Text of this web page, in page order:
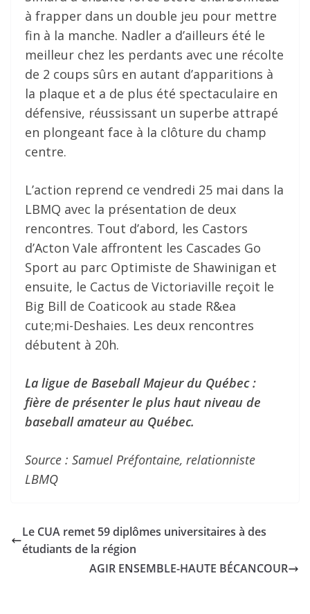
à frapper dans un double jeu pour mettre
fin à la manche. Nadler a d’ailleurs été le
meilleur chez les perdants avec une récolte
de 2 coups sûrs en autant d’apparitions à
la plaque et a de plus été spectaculaire en
défensive, réussissant un superbe attrapé
en plongeant face à la clôture du champ
centre.
L’action reprend ce vendredi 25 mai dans la
LBMQ avec la présentation de deux
rencontres. Tout d’abord, les Castors
d’Acton Vale affrontent les Cascades Go
Sport au parc Optimiste de Shawinigan et
ensuite, le Cactus de Victoriaville reçoit le
Big Bill de Coaticook au stade R&ea
cute;mi-Deshaies. Les deux rencontres
débutent à 20h.
La ligue de Baseball Majeur du Québec :
fière de présenter le plus haut niveau de
baseball amateur au Québec.
Source : Samuel Préfontaine, relationniste
LBMQ
Le CUA remet 59 diplômes universitaires à des
étudiants de la région
AGIR ENSEMBLE-HAUTE BÉCANCOUR